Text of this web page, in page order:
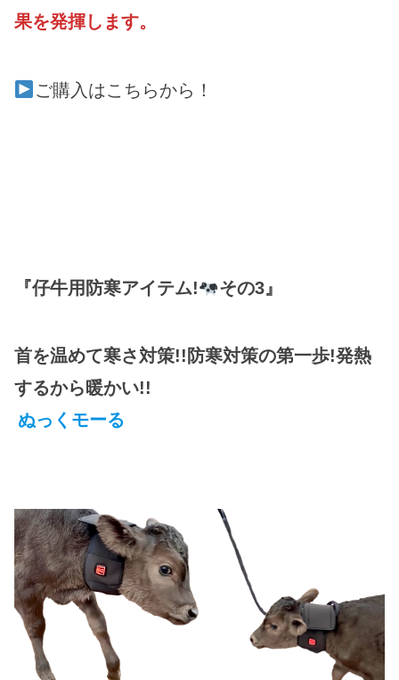
果を発揮します。
ご購入はこちらから！
『仔牛用防寒アイテム! その3』
首を温めて寒さ対策!!防寒対策の第一歩!発熱
するから暖かい!!
ぬっくモーる